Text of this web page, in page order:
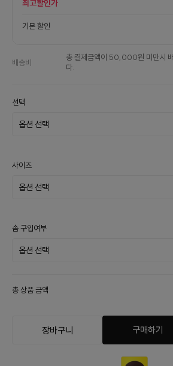
최고할인가
기본 할인
배송비
총 결제금액이 50,000원 미만시
다.
선택
사이즈
솜 구입여부
총 상품 금액
장바구니 구매하기